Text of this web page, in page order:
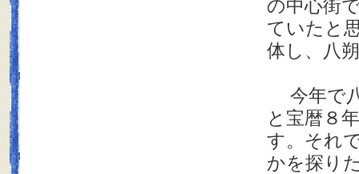
の中心街
ていたと
体し、八
今年で
と宝暦８
す。それ
かを探り